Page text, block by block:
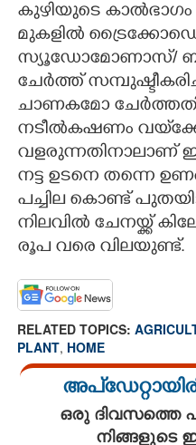
കുഴിയുടെ കാൽഭാഗം
മുകളിൽ
സ്യൂഡോമോണാസ്/
ചേർത്ത്
ചാണകമോ
നടീൽകഷണം
വളരുന്നതിനാലാണ്
നട്ട ഉടനെ തന്നെ
പച്ചില കൊണ്ട്
നിലവിൽ ചേനയ്ക്ക്
രൂപ വരെ വിലയുണ്ട്.
RELATED TOPICS:
PLANT, HOME
ഒരു ദിവസത്തെ